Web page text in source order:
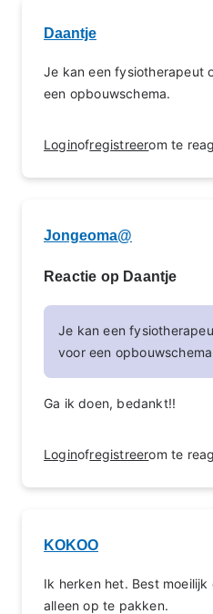
Daantje
Je kan een fysiotherapeut
een opbouwschema.
Loginofregistreerom te
Jongeoma@
Reactie op Daantje
Je kan een
voor een
Ga ik doen, bedankt!!
Loginofregistreerom te
KOKOO
Ik herken het. Best
alleen op te pakken.